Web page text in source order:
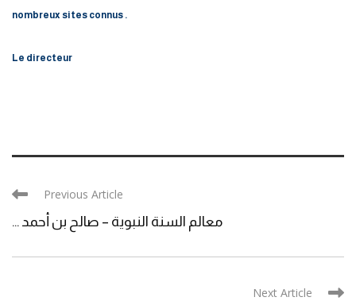
nombreux sites connus .
Le directeur
Previous Article
معالم السنة النبوية – صالح بن أحمد ...
Next Article